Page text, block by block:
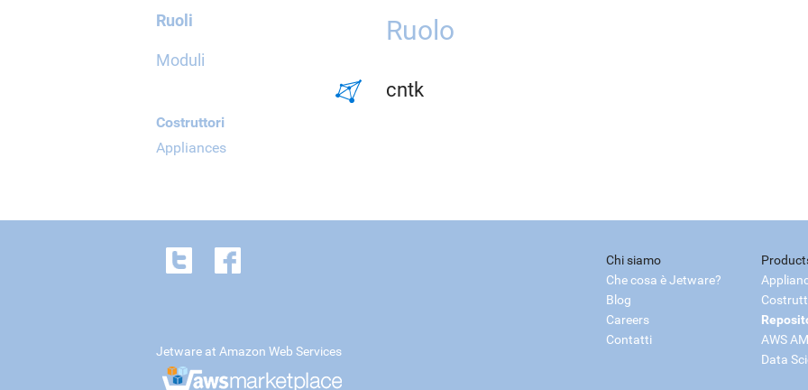
Ruoli
Moduli
Costruttori
Appliances
Ruolo
cntk
Chi siamo
Che cosa è Jetware?
Blog
Careers
Contatti
AWS
Data
Jetware at Amazon Web Services